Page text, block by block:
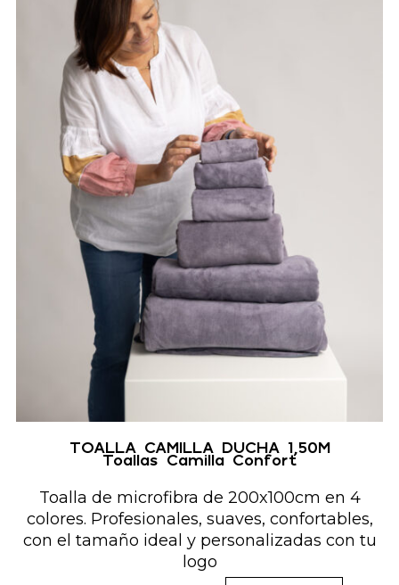
TOALLA CAMILLA DUCHA 1,50M
Toallas Camilla Confort
Toalla de microfibra de 200x100cm en 4
colores. Profesionales, suaves, confortables,
con el tamaño ideal y personalizadas con tu
logo